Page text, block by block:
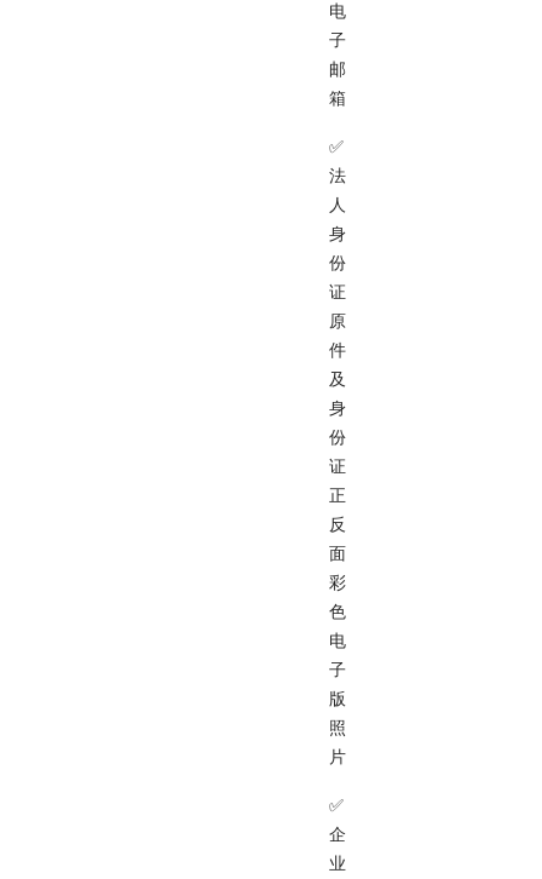
电
子
邮
箱
✅
法
人
身
份
证
原
件
及
身
份
证
正
反
面
彩
色
电
子
版
照
片
✅
企
业